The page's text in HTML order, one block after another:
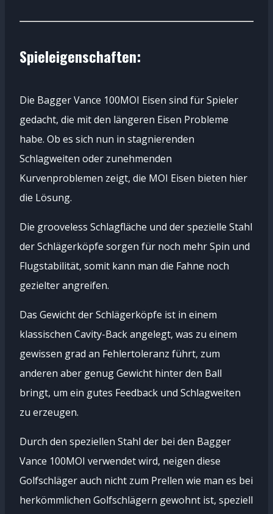
Spieleigenschaften:
Die Bagger Vance 100MOI Eisen sind für Spieler
gedacht, die mit den längeren Eisen Probleme
habe. Ob es sich nun in stagnierenden
Schlagweiten oder zunehmenden
Kurvenproblemen zeigt, die MOI Eisen bieten hier
die Lösung.
Die grooveless Schlagfläche und der spezielle Stahl
der Schlägerköpfe sorgen für noch mehr Spin und
Flugstabilität, somit kann man die Fahne noch
gezielter angreifen.
Das Gewicht der Schlägerköpfe ist in einem
klassischen Cavity-Back angelegt, was zu einem
gewissen grad an Fehlertoleranz führt, zum
anderen aber genug Gewicht hinter den Ball
bringt, um ein gutes Feedback und Schlagweiten
zu erzeugen.
Durch den speziellen Stahl der bei den Bagger
Vance 100MOI verwendet wird, neigen diese
Golfschläger auch nicht zum Prellen wie man es bei
herkömmlichen Golfschlägern gewohnt ist, speziell